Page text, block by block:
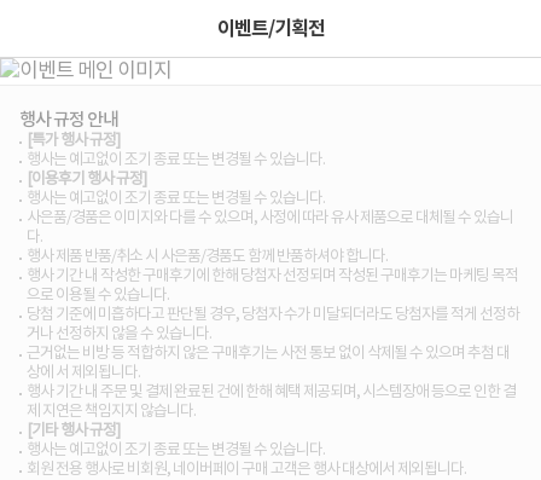
이벤트/기획전
행사 규정 안내
[특가 행사 규정]
행사는 예고없이 조기 종료 또는 변경될 수 있습니다.
[이용후기 행사 규정]
행사는 예고없이 조기 종료 또는 변경될 수 있습니다.
사은품/경품은 이미지와 다를 수 있으며, 사정에 따라 유사 제품으로 대체될 수 있습니
다.
행사 제품 반품/취소 시 사은품/경품도 함께 반품하셔야 합니다.
행사 기간 내 작성한 구매후기에 한해 당첨자 선정되며 작성된 구매후기는 마케팅 목적
으로 이용될 수 있습니다.
당첨 기준에 미흡하다고 판단될 경우, 당첨자 수가 미달되더라도 당첨자를 적게 선정하
거나 선정하지 않을 수 있습니다.
근거없는 비방 등 적합하지 않은 구매후기는 사전 통보 없이 삭제될 수 있으며 추첨 대
상에 서 제외됩니다.
행사 기간 내 주문 및 결제 완료된 건에 한해 혜택 제공되며, 시스템장애 등으로 인한 결
제 지연은 책임지지 않습니다.
[기타 행사 규정]
행사는 예고없이 조기 종료 또는 변경될 수 있습니다.
회원 전용 행사로 비회원, 네이버페이 구매 고객은 행사 대상에서 제외됩니다.